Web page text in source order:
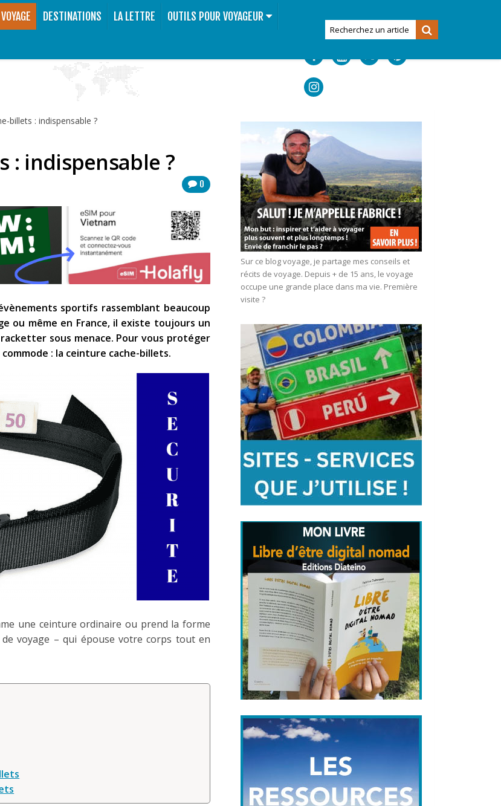
DESTINATIONS LA LETTRE
OUTILS POUR VOYAGEUR
billets : indispensable ?
: indispensable ?
0
sportifs rassemblant beaucoup
ou même en France, il existe toujours un
sous menace. Pour vous protéger
: la ceinture cache-billets.
une ceinture ordinaire ou prend la forme
voyage – qui épouse votre corps tout en
Sur ce blog voyage, je partage mes conseils et
récits de voyage. Depuis + de 15 ans, le voyage
occupe une grande place dans ma vie. Première
visite ?